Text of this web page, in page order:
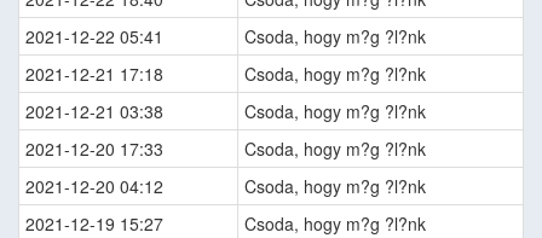
2021-12-22 05:41
Csoda, hogy m?g ?l?nk
2021-12-21 17:18
Csoda, hogy m?g ?l?nk
2021-12-21 03:38
Csoda, hogy m?g ?l?nk
2021-12-20 17:33
Csoda, hogy m?g ?l?nk
2021-12-20 04:12
Csoda, hogy m?g ?l?nk
2021-12-19 15:27
Csoda, hogy m?g ?l?nk